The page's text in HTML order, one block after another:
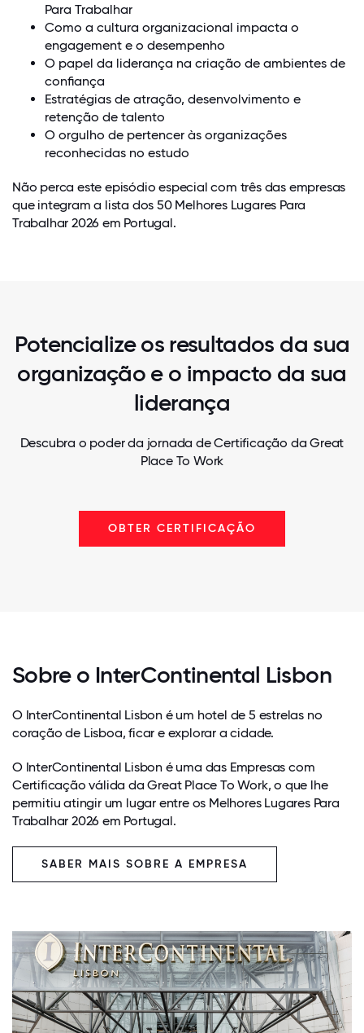
Para Trabalhar
Como a cultura organizacional impacta o
engagement e o desempenho
O papel da liderança na criação de ambientes de
confiança
Estratégias de atração, desenvolvimento e
retenção de talento
O orgulho de pertencer às organizações
reconhecidas no estudo
Não perca este episódio especial com três das empresas
que integram a lista dos 50 Melhores Lugares Para
Trabalhar 2026 em Portugal.
Potencialize os resultados da sua
organização e o impacto da sua
liderança
Descubra o poder da jornada de Certificação da Great
Place To Work
OBTER CERTIFICAÇÃO
Sobre o InterContinental Lisbon
O InterContinental Lisbon é um hotel de 5 estrelas no
coração de Lisboa, ficar e explorar a cidade.
O InterContinental Lisbon é uma das Empresas com
Certificação válida da Great Place To Work, o que lhe
permitiu atingir um lugar entre os Melhores Lugares Para
Trabalhar 2026 em Portugal.
SABER MAIS SOBRE A EMPRESA